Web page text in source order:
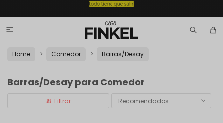

Home Comedor Barras/Desay
Barras/Desay para Comedor
Recomendados